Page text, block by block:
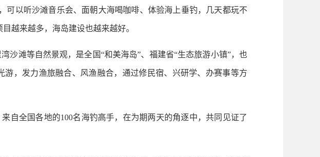
以听沙滩音乐会、面朝大海喝咖啡、体验海上垂钓，几天都玩不
越来越多，海岛建设也越来越好。
滩等自然景观，是全国“和美海岛”、福建省“生态旅游小镇”，也
，发力渔旅融合、风渔融合，通过修民宿、兴研学、办赛事等方
全国各地的100名海钓高手，在为期两天的角逐中，共同见证了